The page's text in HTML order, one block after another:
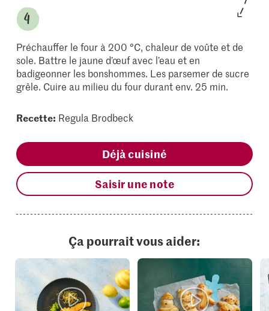
Préchauffer le four à 200 °C, chaleur de voûte et de
sole. Battre le jaune d’œuf avec l’eau et en
badigeonner les bonshommes. Les parsemer de sucre
grêle. Cuire au milieu du four durant env. 25 min.
Recette: Regula Brodbeck
Déjà cuisiné
Saisir une note
Ça pourrait vous aider: